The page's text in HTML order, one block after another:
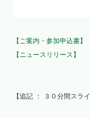
【ご案内・参加申込書】
【ニュースリリース】
【追記 ： ３０分間スラ